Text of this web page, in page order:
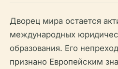
Дворец мира остается
международных
образования. Его
признано Европейским